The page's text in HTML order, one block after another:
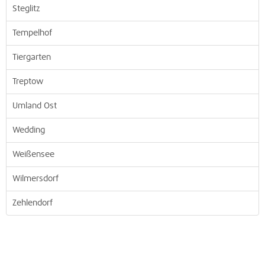
Steglitz
Tempelhof
Tiergarten
Treptow
Umland Ost
Wedding
Weißensee
Wilmersdorf
Zehlendorf